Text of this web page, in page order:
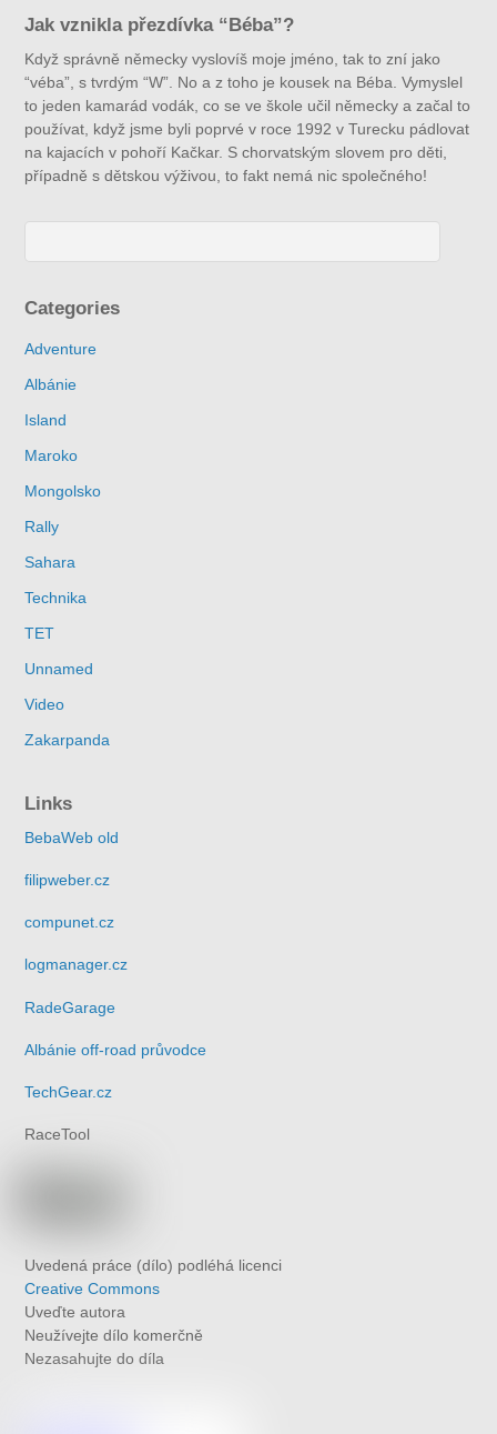
Jak vznikla přezdívka “Béba”?
Když správně německy vyslovíš moje jméno, tak to zní jako
“véba”, s tvrdým “W”. No a z toho je kousek na Béba. Vymyslel
to jeden kamarád vodák, co se ve škole učil německy a začal to
používat, když jsme byli poprvé v roce 1992 v Turecku pádlovat
na kajacích v pohoří Kačkar. S chorvatským slovem pro děti,
případně s dětskou výživou, to fakt nemá nic společného!
Categories
Adventure
Albánie
Island
Maroko
Mongolsko
Rally
Sahara
Technika
TET
Unnamed
Video
Zakarpanda
Links
BebaWeb old
filipweber.cz
compunet.cz
logmanager.cz
RadeGarage
Albánie off-road průvodce
TechGear.cz
RaceTool
Uvedená práce (dílo) podléhá licenci
Creative Commons
Uveďte autora
Neužívejte dílo komerčně
Nezasahujte do díla